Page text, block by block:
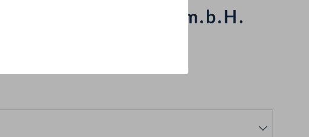
Karmasin Ges.m.b.H.